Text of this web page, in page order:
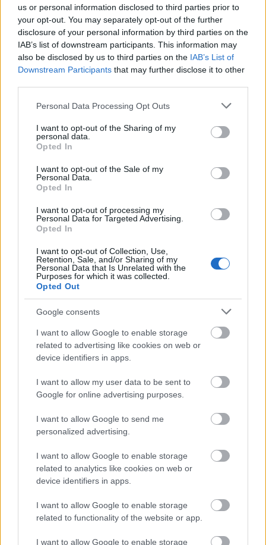
us or personal information disclosed to third parties prior to
your opt-out. You may separately opt-out of the further
disclosure of your personal information by third parties on the
IAB’s list of downstream participants. This information may
also be disclosed by us to third parties on the IAB’s List of
Downstream Participants that may further disclose it to other
Please note that this website/app uses one or more Google
not limited to your visit or usage behaviour. You may click to
grant or deny consent to Google and its third-party tags to
use your data for below specified purposes in below Google
consent section.
Personal Data Processing Opt Outs
I want to opt-out of the Sharing of my
personal data.
Opted In
I want to opt-out of the Sale of my
Personal Data.
Opted In
I want to opt-out of processing my
Personal Data for Targeted Advertising.
Opted In
I want to opt-out of Collection, Use,
Retention, Sale, and/or Sharing of my
Personal Data that Is Unrelated with the
Purposes for which it was collected.
Opted Out
Google consents
I want to allow Google to enable storage
related to advertising like cookies on web or
device identifiers in apps.
I want to allow my user data to be sent to
Google for online advertising purposes.
I want to allow Google to send me
personalized advertising.
I want to allow Google to enable storage
related to analytics like cookies on web or
device identifiers in apps.
I want to allow Google to enable storage
related to functionality of the website or app.
I want to allow Google to enable storage
HÍREK 2026. JÚN. 10. OECONOMUS
számára. A FIFA előzetes becslései szerint a
június 11-én kezdődő, az Egyesült
Államokban, Mexikóban és Kanadában
rendezett torna közvetlen bevételei
elérhetik a 10,9 milliárd dollárt, miközben a
világgazdaságra gyakorolt hatása
meghaladhatja a 40,9 milliárd dollárt. Az
eseményhez kapcsolódó beruházások és
szolgáltatások világszerte több százezer
munkahely létrejöttéhez járulhatnak hozzá -
olvasható az Oeconomus Gazdaságkutató
Alapítvány elemzésében.
jelentőségű: először vesz részt 48 válogatott a
világbajnokságon, a csapatok összesen 104
mérkőzést játszanak, a szervezők pedig több
mint 6 millió helyszíni nézőre számítanak.
Gianni Infantino FIFA-elnök szerint